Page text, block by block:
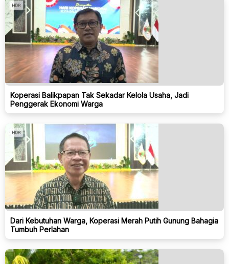
Koperasi Balikpapan Tak Sekadar Kelola Usaha, Jadi
Penggerak Ekonomi Warga
Dari Kebutuhan Warga, Koperasi Merah Putih Gunung Bahagia
Tumbuh Perlahan